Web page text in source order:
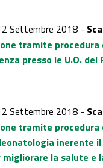
Settembre 2018 -
tramite
presso le U.O.
Settembre 2018 -
tramite
inerente
la salute